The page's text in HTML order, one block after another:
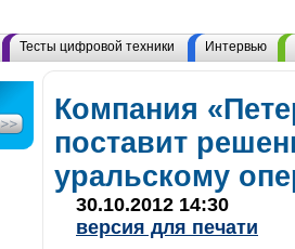
Тесты цифровой техники Интервью
Компания
поставит
уральскому
30.10.2012 14:30
версия для печати